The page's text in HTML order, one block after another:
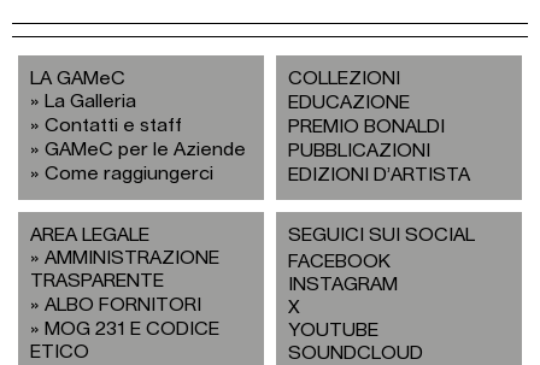
LA GAMeC
La Galleria
Contatti e staff
GAMeC per le Aziende
Come raggiungerci
COLLEZIONI
EDUCAZIONE
PREMIO BONALDI
PUBBLICAZIONI
EDIZIONI D’ARTISTA
AREA LEGALE
AMMINISTRAZIONE
TRASPARENTE
ALBO FORNITORI
MOG 231 E CODICE
ETICO
SEGUICI SUI SOCIAL
FACEBOOK
INSTAGRAM
X
YOUTUBE
SOUNDCLOUD